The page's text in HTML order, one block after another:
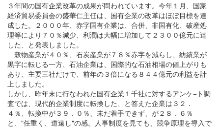
３年間の国有企業改革の成果が問われています。今年１月、国家
経済貿易委員会の盛華仁主任は、国有企業の改革はほぼ目標を達
成した。２０００年、赤字国有企業は、合併、非国有化、破産処
理等により７０％減少、利潤は大幅に増加して２３００億元に達
した、と発表しました。
穀物産業が４０％、石炭産業が７８％赤字を減らし、紡績業が
黒字に転じる一方、石油企業は、国際的な石油相場の値上がりも
あり、主要三社だけで、前年の３倍になる８４４億元の利益を計
上しました。
しかし、昨年末に行なわれた国有企業１千社に対するアンケ−ト調
査では、現代的企業制度に転換した、と答えた企業は３２．
４％、転換中が３９．０％、未だ着手できず、が２８．６％
と、"任重く、道遠し"の感。人事制度を見ても、競争原理を導入で